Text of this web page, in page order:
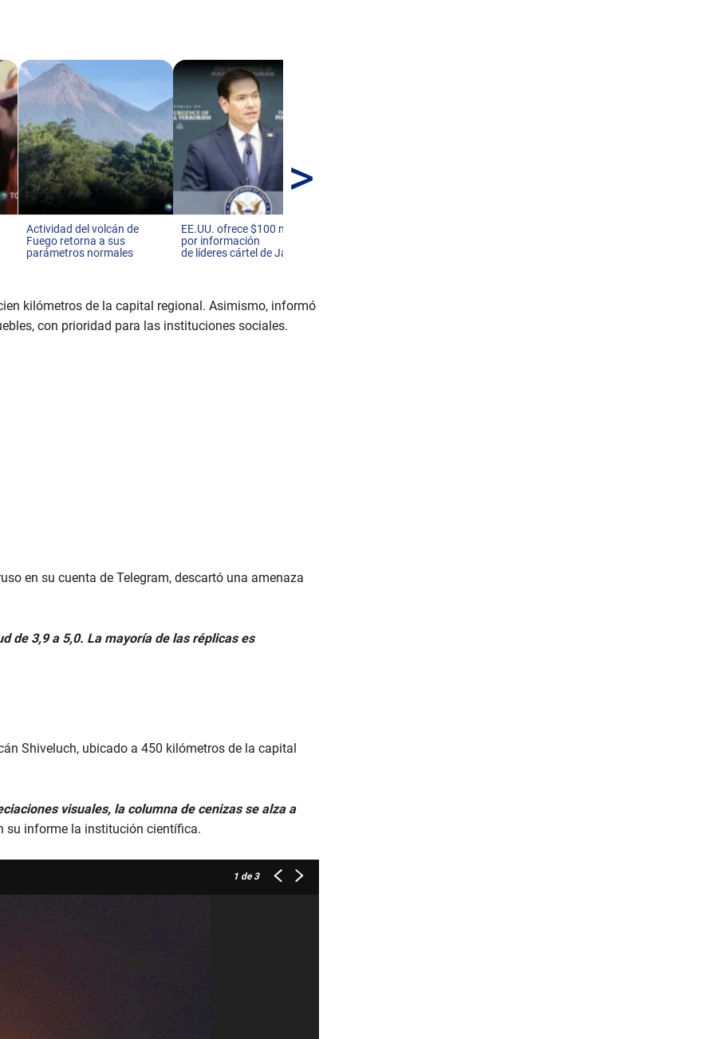
Actividad del volcán de
Fuego retorna a sus
parámetros normales
EE.UU. ofrece $100 millones
por información
de líderes cártel de Jalisco
>
kilómetros de la capital regional. Asimismo, informó
con prioridad para las instituciones sociales.
en su cuenta de Telegram, descartó una amenaza
de 3,9 a 5,0. La mayoría de las réplicas es
Shiveluch, ubicado a 450 kilómetros de la capital
visuales, la columna de cenizas se alza a
su informe la institución científica.
1de 3